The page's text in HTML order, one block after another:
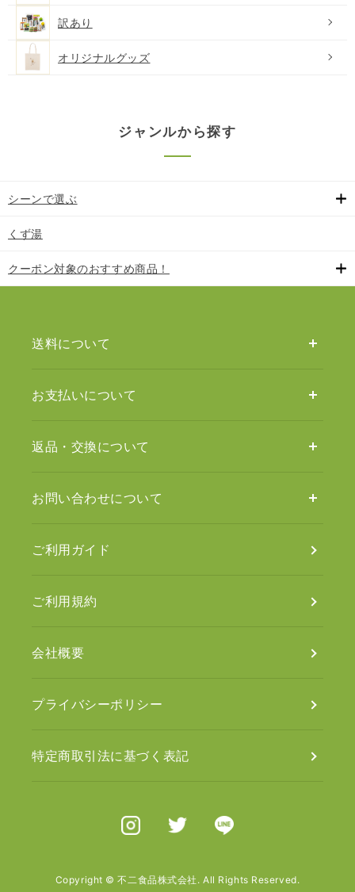
訳あり
オリジナルグッズ
ジャンルから探す
シーンで選ぶ
くず湯
クーポン対象のおすすめ商品！
送料について
お支払いについて
返品・交換について
お問い合わせについて
ご利用ガイド
ご利用規約
会社概要
プライバシーポリシー
特定商取引法に基づく表記
Instagram
Copyright © 不二食品株式会社. All Rights Reserved.